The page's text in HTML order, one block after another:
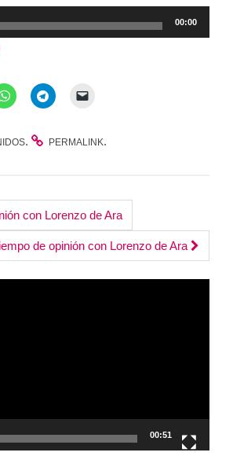
00:00
. PERMALINK.
con Lorenzo de Ara
de opinión con Lorenzo de Ara
00:51